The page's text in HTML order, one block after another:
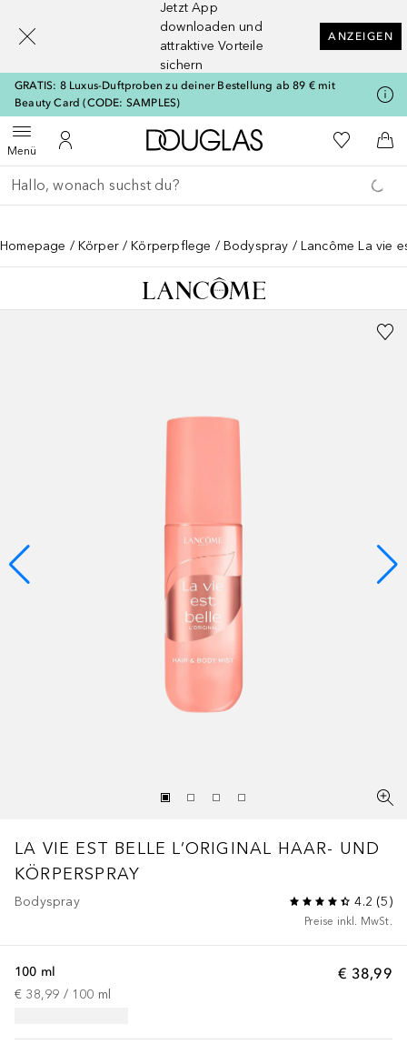
Jetzt App
downloaden und
attraktive Vorteile
sichern
ANZEIGEN
GRATIS: 8 Luxus-Duftproben zu deiner Bestellung ab 89 € mit
Beauty Card (CODE: SAMPLES)
MenüMenü öffnenZu Meinem Kundenkonto
Zur Douglas Startseite
Zu Meiner
Gehe zurück
Suche ausführen
Homepage Körper Körperpflege Bodyspray Lancôme La vie
LA VIE EST BELLE L’ORIGINAL HAAR- UND
KÖRPERSPRAY
Bodyspray 4.2 (5)
Preise inkl. MwSt.
€ 38,99
100 ml
€ 38,99 / 100 ml
[navigation.slideout.screenreader]